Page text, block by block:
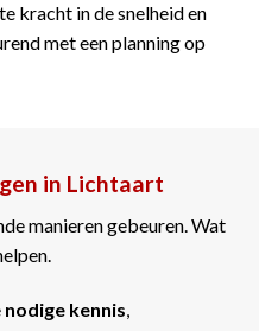
kracht in de snelheid en
met een planning op
in Lichtaart
manieren gebeuren. Wat
nodige kennis